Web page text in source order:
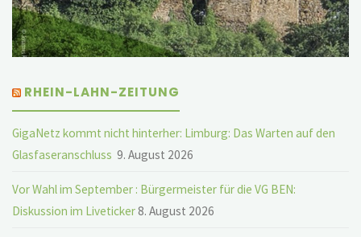
RHEIN-LAHN-ZEITUNG
GigaNetz kommt nicht hinterher: Limburg: Das Warten auf den
Glasfaseranschluss 9. August 2026
Vor Wahl im September : Bürgermeister für die VG BEN:
Diskussion im Liveticker8. August 2026